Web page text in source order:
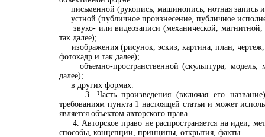
письменной (рукопись, машинопись, нотная запись и
устной (публичное произнесение, публичное
звуко- или видеозаписи (механической, магнитной,
так далее);
изображения (рисунок, эскиз, картина, план,
фотокадр и так далее);
объемно-пространственной (скульптура, модель,
далее);
в других формах.
3. Часть произведения (включая его название),
требованиям пункта 1 настоящей статьи и может
является объектом авторского права.
4. Авторское право не распространяется на идеи,
способы, концепции, принципы, открытия, факты.